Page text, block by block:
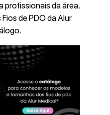
profissionais da área.
de PDO da Alur